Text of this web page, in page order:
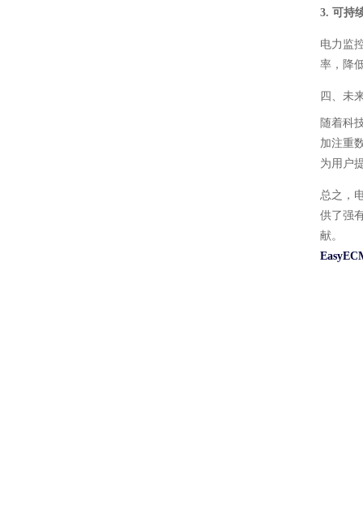
3. 可持
电力监
率，降
四、未
随着科
加注重
为用户
总之，
供了强
献。